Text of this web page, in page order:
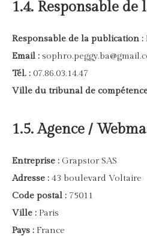
1.4. Responsable
Responsable de la publication :
Email :
Tél. : 07.86.03.14.47
Ville du tribunal de
1.5. Agence /
Entreprise : Grapstor SAS
Adresse : 43 boulevard Voltaire
Code postal : 75011
Ville : Paris
Pays : France